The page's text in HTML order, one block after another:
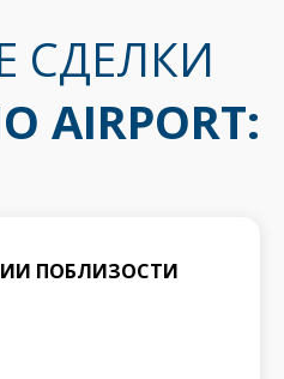
СДЕЛКИ
AIRPORT:
ПОБЛИЗОСТИ